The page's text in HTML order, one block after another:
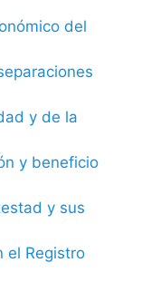
del
y de la
y beneficio
y sus
el Registro